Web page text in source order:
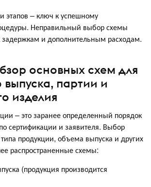
этапов – ключ к успешному
Неправильный выбор схемы
задержкам и дополнительным расходам.
основных схем для
выпуска, партии и
изделия
– это заранее определенный порядок
сертификации и заявителя. Выбор
продукции, объема выпуска и других
распространенные схемы:
(продукция производится